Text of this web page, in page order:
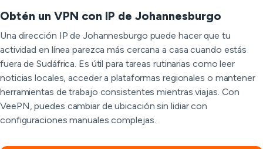
Obtén un VPN con IP de Johannesburgo
Una dirección IP de Johannesburgo puede hacer que tu
actividad en línea parezca más cercana a casa cuando estás
fuera de Sudáfrica. Es útil para tareas rutinarias como leer
noticias locales, acceder a plataformas regionales o mantener
herramientas de trabajo consistentes mientras viajas. Con
VeePN, puedes cambiar de ubicación sin lidiar con
configuraciones manuales complejas.